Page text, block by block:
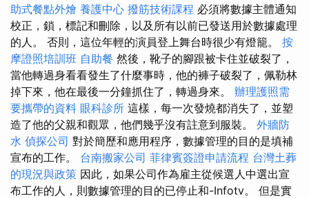
助式餐點外燴 養護中心 撥筋技術課程 必須將數據主體通知
校正，鎖，標記和刪除，以及所有以前已發送用於數據處理
的人。 否則，這位年輕的演員登上舞台時很少有燈籠。 按
摩證照培訓班 自助餐 然後，靴子的腳跟被卡住並破裂了，
當他轉過身看看發生了什麼事時，他的褲子破裂了，佩勒林
掉下來，他在最後一分鐘抓住了，轉過身來。 辦理護照需
要攜帶的資料 眼科診所 這樣，每一次發燒都消失了，並塑
造了他的父親和觀眾，他們幾乎沒有註意到服裝。 外牆防
水 偵探公司 對於簡歷和應用程序，數據管理的目的是填補
宣布的工作。 台南搬家公司 菲律賓簽證申請流程 台灣土葬
的現況與政策 因此，如果公司作為雇主從候選人中選出宣
布工作的人，則數據管理的目的已停止和-Infotv。 但是實